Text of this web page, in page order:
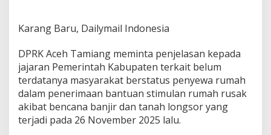
n
S
o
r
o
t
i
N
Karang Baru, Dailymail Indonesia
DPRK Aceh Tamiang meminta penjelasan kepada
jajaran Pemerintah Kabupaten terkait belum
terdatanya masyarakat berstatus penyewa rumah
dalam penerimaan bantuan stimulan rumah rusak
akibat bencana banjir dan tanah longsor yang
terjadi pada 26 November 2025 lalu.